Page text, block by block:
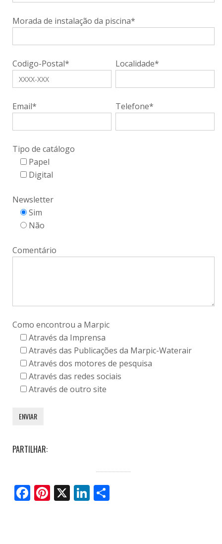
Morada de instalação da piscina*
Codigo-Postal* Localidade*
Email* Telefone*
Tipo de catálogo
Papel
Digital
Newsletter
Sim
Não
Comentário
Como encontrou a Marpic
Através da Imprensa
Através das Publicações da Marpic-Waterair
Através dos motores de pesquisa
Através das redes sociais
Através de outro site
PARTILHAR:
Facebook
Pinterest
X LinkedIn